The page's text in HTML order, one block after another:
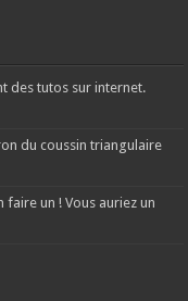
des tutos sur internet.
du coussin triangulaire
faire un ! Vous auriez un